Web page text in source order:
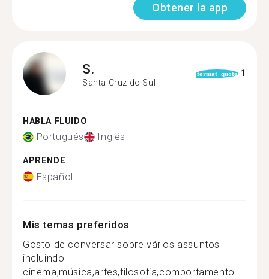
Obtener la app
S.
Santa Cruz do Sul
format_quote 1
HABLA FLUIDO
Portugués Inglés
APRENDE
Español
Mis temas preferidos
Gosto de conversar sobre vários assuntos
incluindo
cinema,música,artes,filosofia,comportamento....